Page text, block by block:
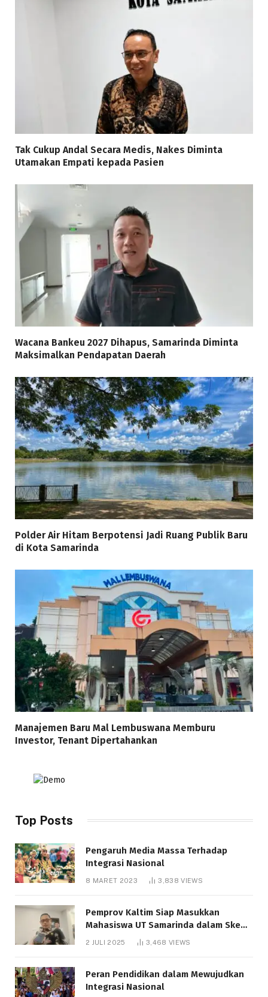
Tak Cukup Andal Secara Medis, Nakes Diminta
Utamakan Empati kepada Pasien
Wacana Bankeu 2027 Dihapus, Samarinda Diminta
Maksimalkan Pendapatan Daerah
Polder Air Hitam Berpotensi Jadi Ruang Publik Baru
di Kota Samarinda
Manajemen Baru Mal Lembuswana Memburu
Investor, Tenant Dipertahankan
Top Posts
Pengaruh Media Massa Terhadap
Integrasi Nasional
8 MARET 2023 3,838VIEWS
Pemprov Kaltim Siap Masukkan
Mahasiswa UT Samarinda dalam Skema
Bantuan Pendidikan Gratispol
2 JULI 2025 3,468 VIEWS
Peran Pendidikan dalam Mewujudkan
Integrasi Nasional